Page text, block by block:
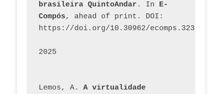
brasileira QuintoAndar . In E-
Compós, ahead of print. DOI:
https://doi.org/10.30962/ecomps.3231
2025
Lemos, A. A virtualidade